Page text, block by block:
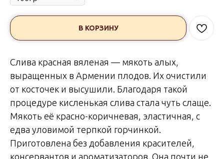
В КОРЗИНУ
Слива красная вяленая — мякоть алых,
выращенных в Армении плодов. Их очистили
от косточек и высушили. Благодаря такой
процедуре кисленькая слива стала чуть слаще.
Мякоть её красно-коричневая, эластичная, с
едва уловимой терпкой горчинкой.
Приготовлена без добавления красителей,
консервантов и ароматизаторов. Она почти не